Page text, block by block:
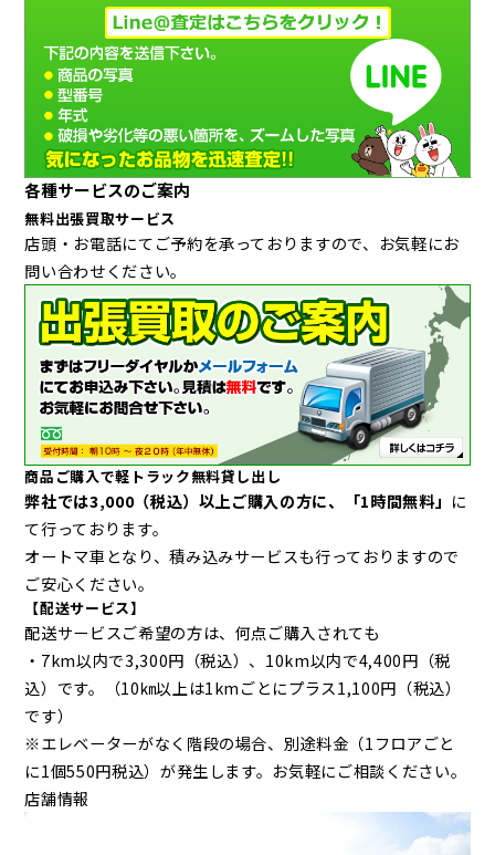
各種サービスのご案内
無料出張買取サービス
店頭・お電話にてご予約を承っておりますので、お気軽にお
問い合わせください。
商品ご購入で軽トラック無料貸し出し
弊社では3,000（税込）以上ご購入の方に、 「1時間無料」 に
て行っております。
オートマ車となり、積み込みサービスも行っておりますので
ご安心ください。
【配送サービス】
配送サービスご希望の方は、何点ご購入されても
・7km以内で3,300円（税込）、10km以内で4,400円（税
込）です。（10㎞以上は1kmごとにプラス1,100円（税込）
です）
※エレベーターがなく階段の場合、別途料金（1フロアごと
に1個550円税込）が発生します。お気軽にご相談ください。
店舗情報